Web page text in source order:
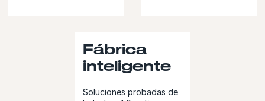
Fábrica
inteligente
Soluciones probadas de